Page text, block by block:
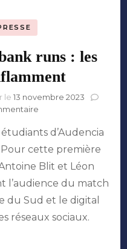
runs : les
le 13 novembre 2023
et
digital
bank
runs
:
les
réseaux
s’enflamment
d’Audencia
cette première
Blit et Léon
l’audience du match
du Sud et le digital
réseaux sociaux.